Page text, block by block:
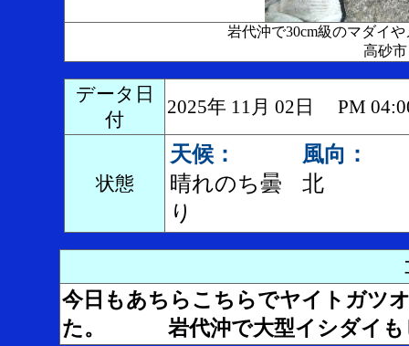
岩代沖で30cm級のマダイ
高砂
データ日
付
2025年 11月 02日 PM
状態
天候：
晴れのち曇
り
風向：
北
今日もあちらこちらでヤイトガツ
た。 岩代沖で大型イシダイも